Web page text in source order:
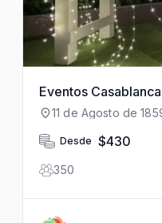
Eventos Casablanca
11 de Agosto de
CDMX, México
Desde $430
350